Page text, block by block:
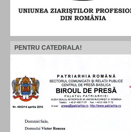
PENTRU CATEDRALA!